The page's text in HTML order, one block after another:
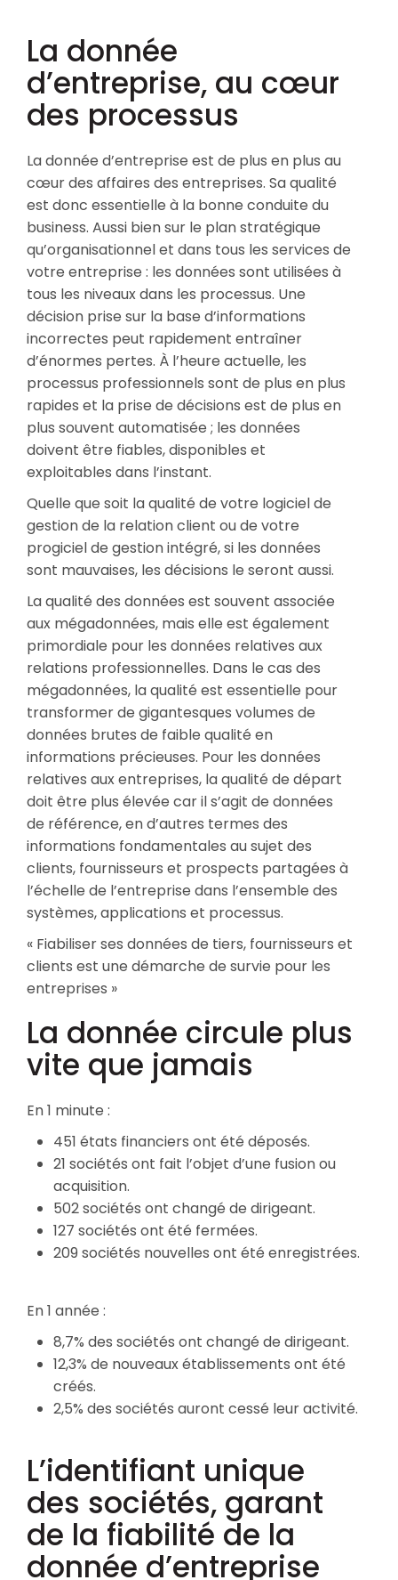
La donnée
d’entreprise, au cœur
des processus
La donnée d’entreprise est de plus en plus au
cœur des affaires des entreprises. Sa qualité
est donc essentielle à la bonne conduite du
business. Aussi bien sur le plan stratégique
qu’organisationnel et dans tous les services de
votre entreprise : les données sont utilisées à
tous les niveaux dans les processus. Une
décision prise sur la base d’informations
incorrectes peut rapidement entraîner
d’énormes pertes. À l’heure actuelle, les
processus professionnels sont de plus en plus
rapides et la prise de décisions est de plus en
plus souvent automatisée ; les données
doivent être fiables, disponibles et
exploitables dans l’instant.
Quelle que soit la qualité de votre logiciel de
gestion de la relation client ou de votre
progiciel de gestion intégré, si les données
sont mauvaises, les décisions le seront aussi.
La qualité des données est souvent associée
aux mégadonnées, mais elle est également
primordiale pour les données relatives aux
relations professionnelles. Dans le cas des
mégadonnées, la qualité est essentielle pour
transformer de gigantesques volumes de
données brutes de faible qualité en
informations précieuses. Pour les données
relatives aux entreprises, la qualité de départ
doit être plus élevée car il s’agit de données
de référence, en d’autres termes des
informations fondamentales au sujet des
clients, fournisseurs et prospects partagées à
l’échelle de l’entreprise dans l’ensemble des
systèmes, applications et processus.
« Fiabiliser ses données de tiers, fournisseurs et
clients est une démarche de survie pour les
entreprises »
La donnée circule plus
vite que jamais
En 1 minute :
451 états financiers ont été déposés.
21 sociétés ont fait l’objet d’une fusion ou
acquisition.
502 sociétés ont changé de dirigeant.
127 sociétés ont été fermées.
209 sociétés nouvelles ont été enregistrées.
En 1 année :
8,7% des sociétés ont changé de dirigeant.
12,3% de nouveaux établissements ont été
créés.
2,5% des sociétés auront cessé leur activité.
L’identifiant unique
des sociétés, garant
de la fiabilité de la
donnée d’entreprise